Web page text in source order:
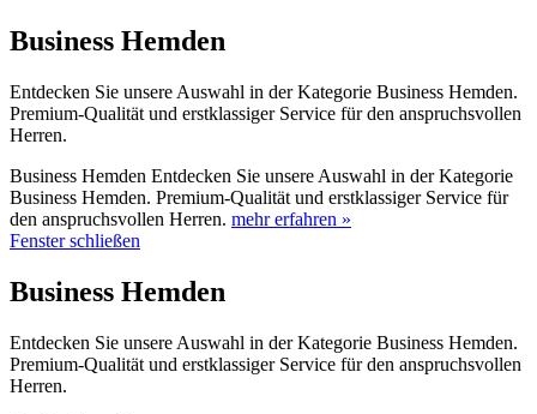
Business Hemden
Entdecken Sie unsere Auswahl in der Kategorie Business Hemden.
Premium-Qualität und erstklassiger Service für den anspruchsvollen
Herren.
Business Hemden Entdecken Sie unsere Auswahl in der Kategorie
Business Hemden. Premium-Qualität und erstklassiger Service für
den anspruchsvollen Herren. mehr erfahren »
Fenster schließen
Business Hemden
Entdecken Sie unsere Auswahl in der Kategorie Business Hemden.
Premium-Qualität und erstklassiger Service für den anspruchsvollen
Herren.